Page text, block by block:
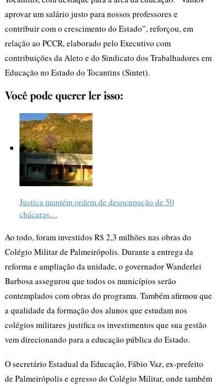
aprovar um salário justo para nossos professores e
contribuir com o crescimento do Estado”, reforçou, em
relação ao PCCR, elaborado pelo Executivo com
contribuições da Aleto e do Sindicato dos Trabalhadores em
Educação no Estado do Tocantins (Sintet).
Você pode querer ler isso:
Justiça mantém ordem de desocupação de 50
chácaras…
Ao todo, foram investidos R$ 2,3 milhões nas obras do
Colégio Militar de Palmeirópolis. Durante a entrega da
reforma e ampliação da unidade, o governador Wanderlei
Barbosa assegurou que todos os municípios serão
contemplados com obras do programa. Também afirmou que
a qualidade da formação dos alunos que estudam nos
colégios militares justifica os investimentos que sua gestão
vem direcionando para a educação pública do Estado.
O secretário Estadual da Educação, Fábio Vaz, ex-prefeito
de Palmeirópolis e egresso do Colégio Militar, onde também